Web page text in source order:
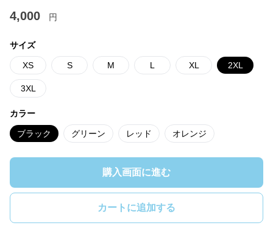
4,000 円
サイズ
XS S M L XL 2XL
3XL
カラー
ブラック グリーン レッド オレンジ
購入画面に進む
カートに追加する